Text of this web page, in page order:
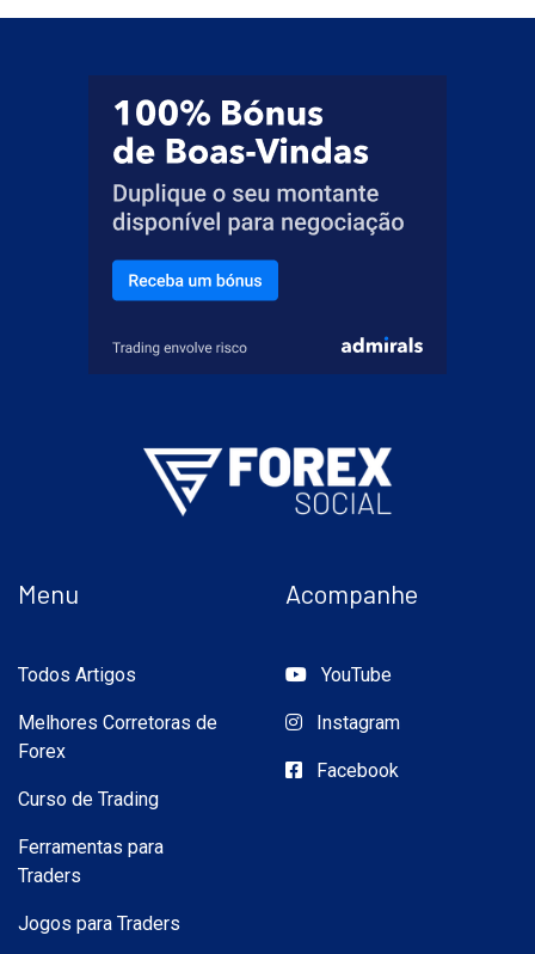
Menu
Todos Artigos
Melhores Corretoras de
Forex
Curso de Trading
Ferramentas para
Traders
Jogos para Traders
Acompanhe
YouTube
Instagram
Facebook